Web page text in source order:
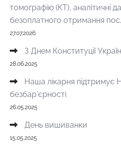
томографію (КТ), аналітичні
безоплатного отримання
27.07.2026
З Днем Конституції
28.06.2025
Наша лікарня підтримує
безбар’єрності
26.05.2025
День вишиванки
15.05.2025